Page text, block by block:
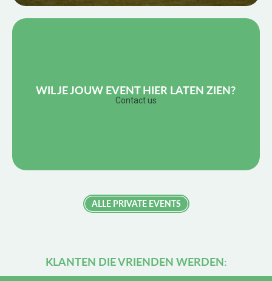
PRIVATE GRADUATION EVENT
WIL JE JOUW EVENT HIER LATEN ZIEN?
Contact us
ALLE PRIVATE EVENTS
KLANTEN DIE VRIENDEN WERDEN: